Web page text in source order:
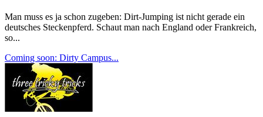
Man muss es ja schon zugeben: Dirt-Jumping ist nicht gerade ein
deutsches Steckenpferd. Schaut man nach England oder Frankreich,
so...
Coming soon: Dirty Campus...